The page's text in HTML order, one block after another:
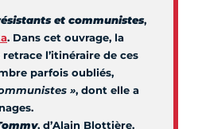
et communistes,
. Dans cet ouvrage, la
l’itinéraire de ces
parfois oubliés,
», dont elle a
, d’Alain Blottière.